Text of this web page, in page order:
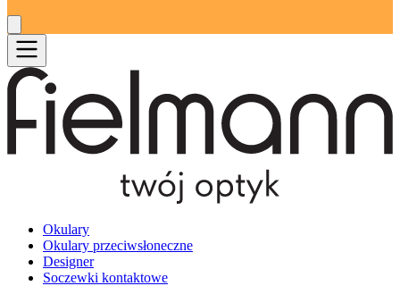
Okulary
Okulary przeciwsłoneczne
Designer
Soczewki kontaktowe